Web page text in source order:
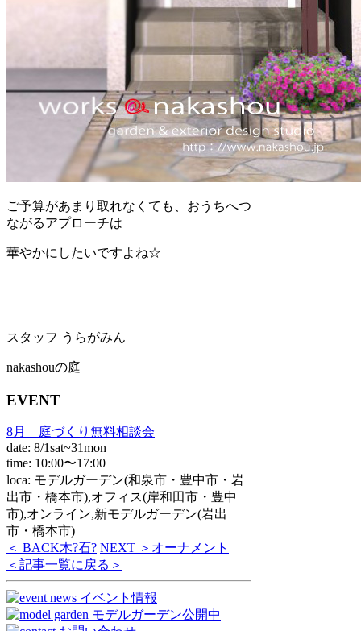
ご予算があまり取れなくても、おうちへつ
ながるアプローチは
華やかにしたいですよね☆
スタッフ うらがみん
nakashouの庭
EVENT
8月 庭づくり無料相談会
date: 8/1sat~31mon
time: 10:00〜17:00
loca: モデルガーデン(和泉市・豊中市・岩
出市・橋本市),オフィス(岸和田市・豊中
市),オンライン,新モデルガーデン(岩出
市・橋本市)
＜ BACK木?石? NEXT ＞ オーナメント
＜記事一覧に戻る＞